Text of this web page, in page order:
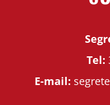
Tel:
E-mail: